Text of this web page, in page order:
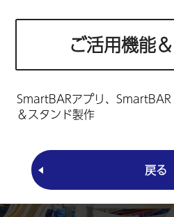
ご活用機能
SmartBARアプリ、
＆スタンド製作
戻る